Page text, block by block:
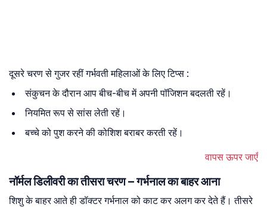
दूसरे चरण से गुजर रहीं गर्भवती महिलाओं के लिए टिप्स :
संकुचन के दौरान आप बीच-बीच में अपनी पॉजिशन बदलती रहें।
नियमित रूप से सांस लेती रहें।
बच्चे को पुश करने की कोशिश बराबर करती रहें।
वापस ऊपर जाएँ
नॉर्मल डिलीवरी का तीसरा चरण – गर्भनाल का बाहर आना
शिशु के बाहर आते ही डॉक्टर गर्भनाल को काट कर अलग कर देते हैं। तीसरे